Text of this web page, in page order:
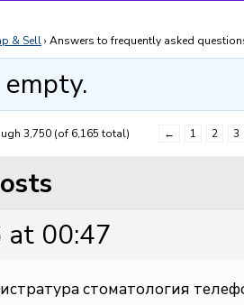
& Sell› Answers to frequently asked
3,750 (of 6,165 total) ← 1 2 3
at 00:47
стоматология